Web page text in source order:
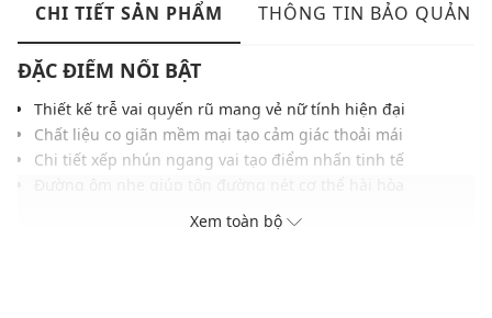
CHI TIẾT SẢN PHẨM THÔNG TIN BẢO QUẢN
ĐẶC ĐIỂM NỔI BẬT
Thiết kế trễ vai quyến rũ mang vẻ nữ tính hiện đại
Chất liệu co giãn mềm mại tạo cảm giác thoải mái
Chi tiết xếp nhún ngang vai tạo điểm nhấn tinh tế
Phom dáng gàng mang đến vẻ ngoài thanh thoát
Gam màu cổ điển tạo nét sang trọng thời thượng
Xem toàn bộ